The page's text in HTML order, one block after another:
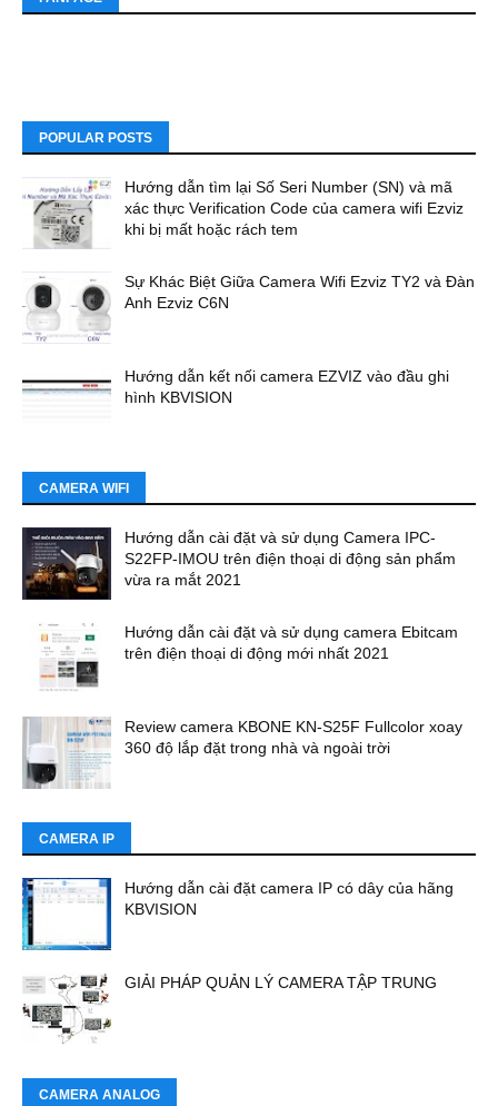
POPULAR POSTS
Hướng dẫn tìm lại Số Seri Number (SN) và mã
xác thực Verification Code của camera wifi Ezviz
khi bị mất hoặc rách tem
Sự Khác Biệt Giữa Camera Wifi Ezviz TY2 và Đàn
Anh Ezviz C6N
Hướng dẫn kết nối camera EZVIZ vào đầu ghi
hình KBVISION
CAMERA WIFI
Hướng dẫn cài đặt và sử dụng Camera IPC-
S22FP-IMOU trên điện thoại di động sản phẩm
vừa ra mắt 2021
Hướng dẫn cài đặt và sử dụng camera Ebitcam
trên điện thoại di động mới nhất 2021
Review camera KBONE KN-S25F Fullcolor xoay
360 độ lắp đặt trong nhà và ngoài trời
CAMERA IP
Hướng dẫn cài đặt camera IP có dây của hãng
KBVISION
GIẢI PHÁP QUẢN LÝ CAMERA TẬP TRUNG
CAMERA ANALOG